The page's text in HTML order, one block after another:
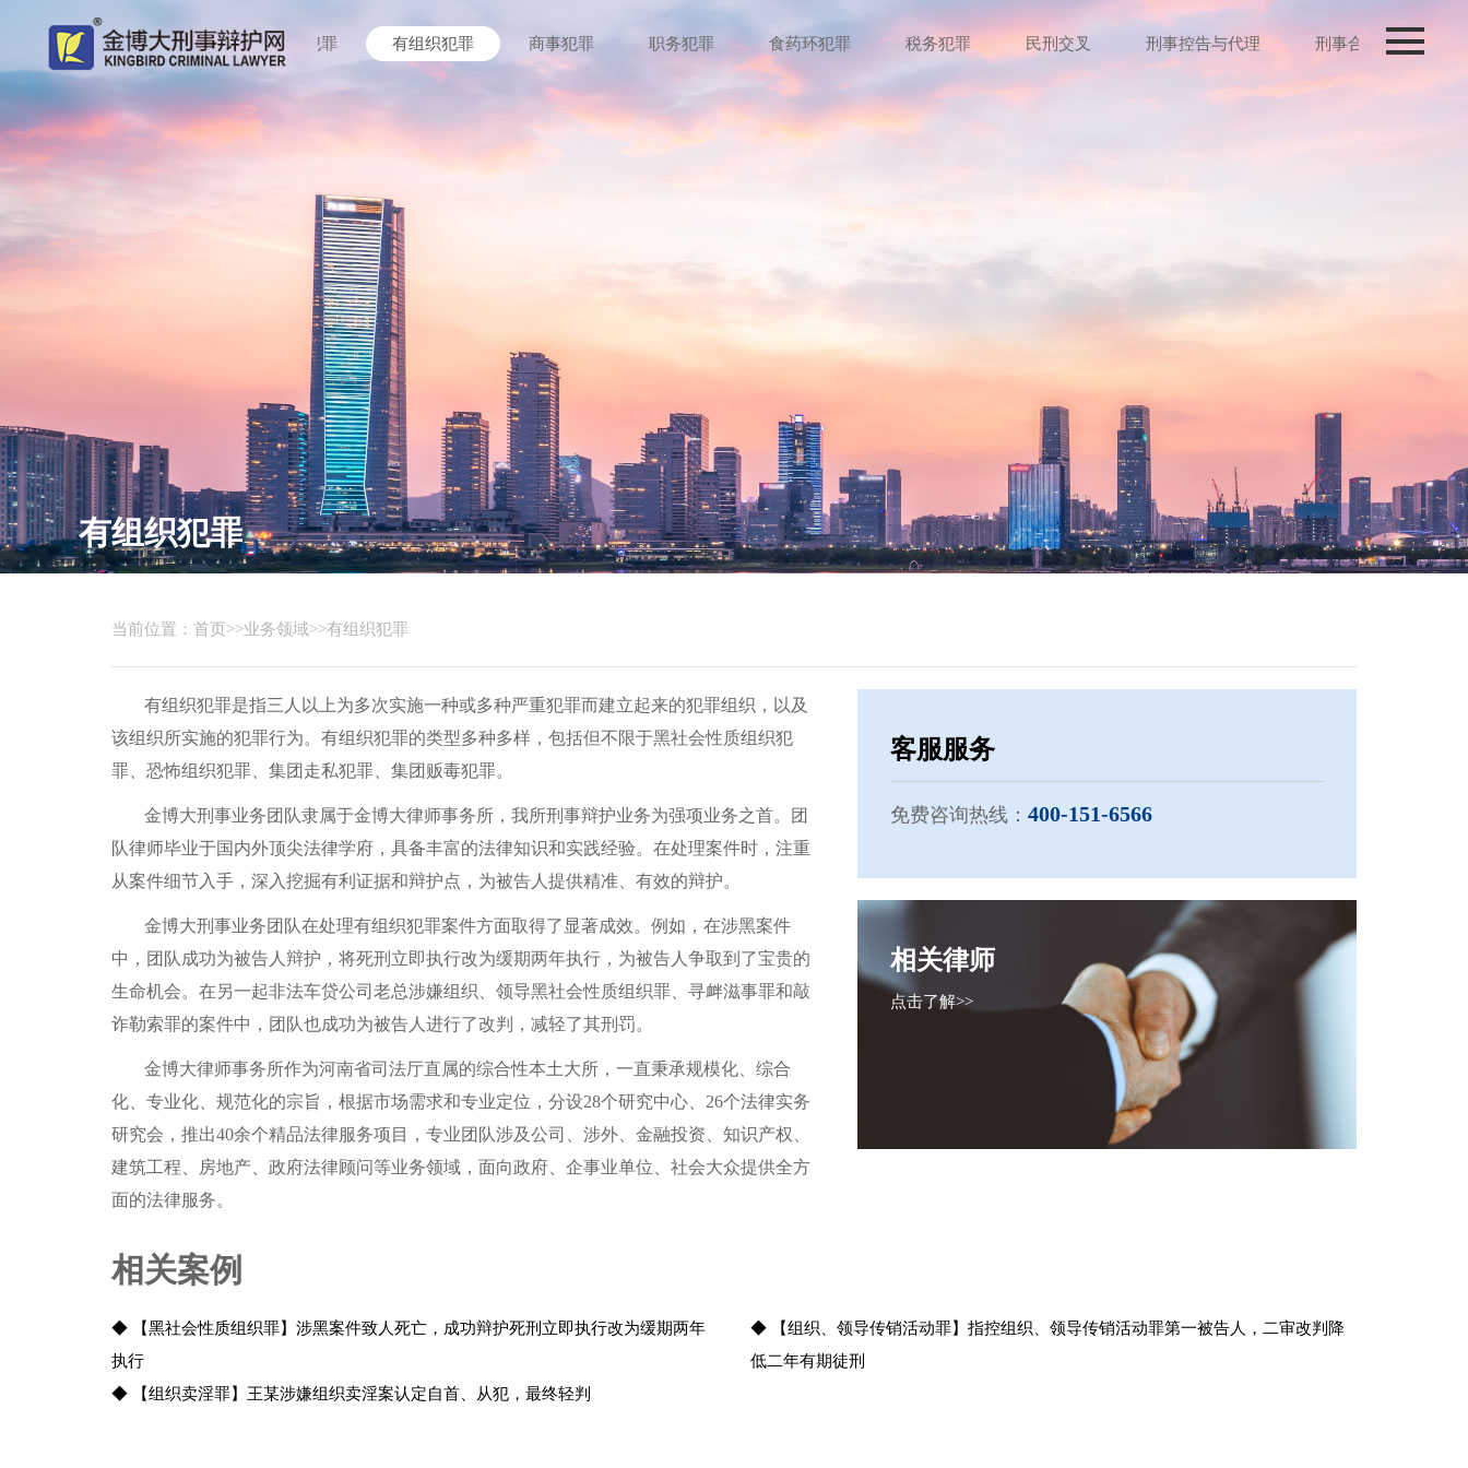
网络犯罪 传统犯罪 毒品犯罪 有组织犯罪 商事犯罪 职务犯罪 食药环犯罪 税务犯罪 民刑交叉 刑事控告与代理 刑事合规
有组织犯罪
当前位置： 首页>>业务领域>>有组织犯罪
有组织犯罪是指三人以上为多次实施一种或多种严重犯罪而建立起来的犯罪组织，以及
该组织所实施的犯罪行为。有组织犯罪的类型多种多样，包括但不限于黑社会性质组织犯
罪、恐怖组织犯罪、集团走私犯罪、集团贩毒犯罪。
金博大刑事业务团队隶属于金博大律师事务所，我所刑事辩护业务为强项业务之首。团
队律师毕业于国内外顶尖法律学府，具备丰富的法律知识和实践经验。在处理案件时，注重
从案件细节入手，深入挖掘有利证据和辩护点，为被告人提供精准、有效的辩护。
金博大刑事业务团队在处理有组织犯罪案件方面取得了显著成效。例如，在涉黑案件
中，团队成功为被告人辩护，将死刑立即执行改为缓期两年执行，为被告人争取到了宝贵的
生命机会。在另一起非法车贷公司老总涉嫌组织、领导黑社会性质组织罪、寻衅滋事罪和敲
诈勒索罪的案件中，团队也成功为被告人进行了改判，减轻了其刑罚。
金博大律师事务所作为河南省司法厅直属的综合性本土大所，一直秉承规模化、综合
化、专业化、规范化的宗旨，根据市场需求和专业定位，分设28个研究中心、26个法律实务
研究会，推出40余个精品法律服务项目，专业团队涉及公司、涉外、金融投资、知识产权、
建筑工程、房地产、政府法律顾问等业务领域，面向政府、企事业单位、社会大众提供全方
面的法律服务。
客服服务
免费咨询热线： 400-151-6566
相关律师
点击了解>>
相关案例
◆ 【黑社会性质组织罪】涉黑案件致人死亡，成功辩护死刑立即执行改为缓期两年
执行
◆ 【组织、领导传销活动罪】指控组织、领导传销活动罪第一被告人，二审改判降
低二年有期徒刑
◆ 【组织卖淫罪】王某涉嫌组织卖淫案认定自首、从犯，最终轻判